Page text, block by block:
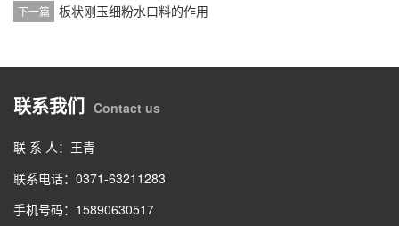
下一篇 板状刚玉细粉水口料的作用
联系我们 Contact us
联 系 人：王青
联系电话：0371-63211283
手机号码：15890630517